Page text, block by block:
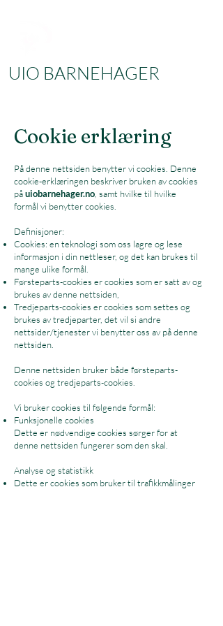
UIO BARNEHAGER
Cookie erklæring
På denne nettsiden benytter vi cookies. Denne
cookie-erklæringen beskriver bruken av cookies
påuiobarnehager.no , samt hvilke til hvilke
formål vi benytter cookies.
Definisjoner:
Cookies: en teknologi som oss lagre og lese
informasjon i din nettleser, og det kan brukes til
mange ulike formål.
Førsteparts-cookies er cookies som er satt av og
brukes av denne nettsiden,
Tredjeparts-cookies er cookies som settes og
brukes av tredjeparter, det vil si andre
nettsider/tjenester vi benytter oss av på denne
nettsiden.
Denne nettsiden bruker både førsteparts-
cookies og tredjeparts-cookies.
Vi bruker cookies til følgende formål:
Funksjonelle cookies
Dette er nødvendige cookies sørger for at
denne nettsiden fungerer som den skal.
Analyse og statistikk
Dette er cookies som bruker til trafikkmålinger